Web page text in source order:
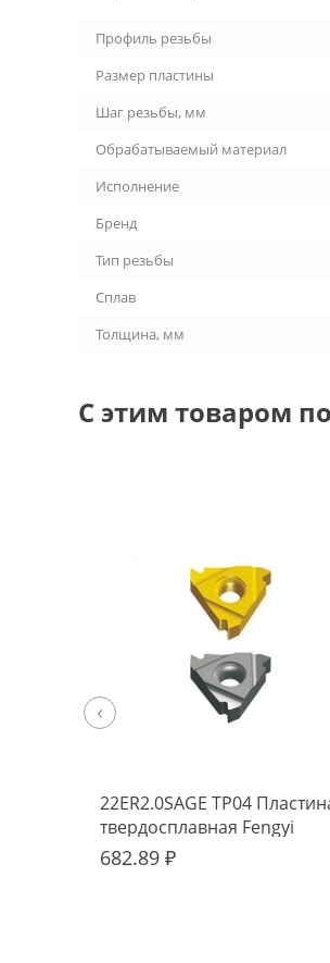
Профиль резьбы
Размер пластины
Шаг резьбы, мм
Обрабатываемый материал
Исполнение
Бренд
Тип резьбы
Сплав
Толщина, мм
С этим товаром
22ER2.0SAGE TP04
твердосплавная Fengyi
682.89 ₽
‹